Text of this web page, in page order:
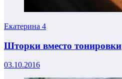
Екатерина 4
Шторки вместо тонировки
03.10.2016